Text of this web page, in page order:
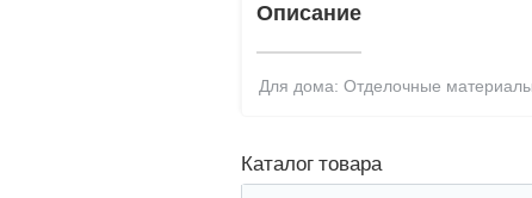
Описание
Для дома: Отделочные материалы
Каталог товара